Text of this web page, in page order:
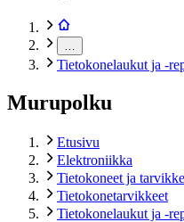
Tietokonelaukut ja -
Murupolku
Etusivu
Elektroniikka
Tietokoneet ja
Tietokonetarvikkeet
Tietokonelaukut ja -